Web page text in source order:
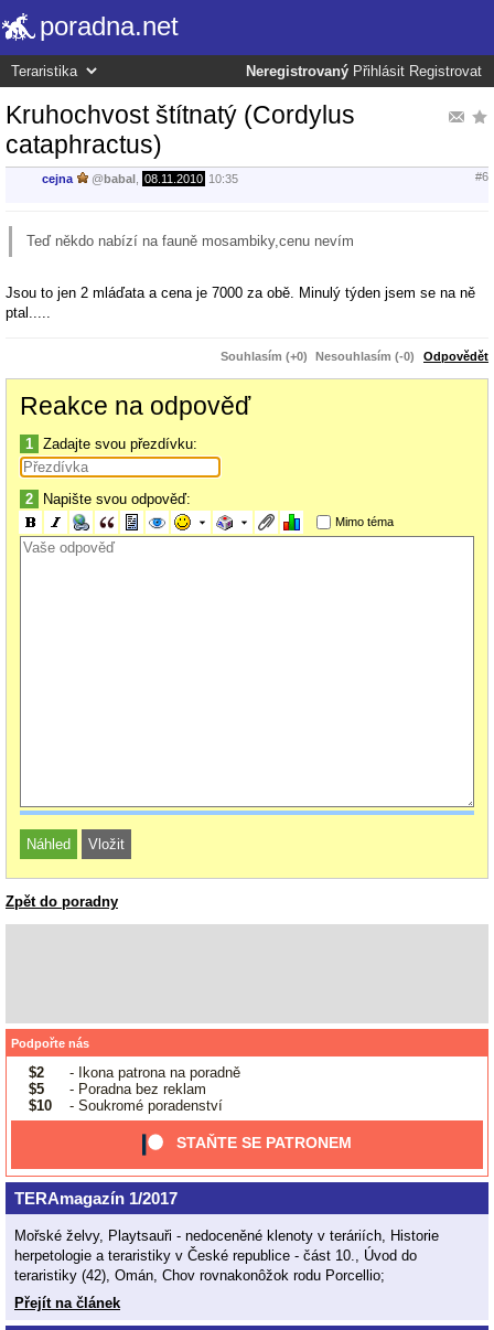
poradna.net
Neregistrovaný Přihlásit Registrovat
Kruhochvost štítnatý (Cordylus
cataphractus)
cejna @babal 08.11.2010 10:35 #6
Teď někdo nabízí na fauně mosambiky,cenu nevím
Jsou to jen 2 mláďata a cena je 7000 za obě. Minulý týden jsem se na ně
ptal.....
Souhlasím (+0) Nesouhlasím (-0) Odpovědět
Reakce na odpověď
1 Zadajte svou přezdívku:
2 Napište svou odpověď:
Mimo téma
Zpět do poradny
Podpořte nás
$2
- Ikona patrona na poradně
$5
- Poradna bez reklam
$10
- Soukromé poradenství
STAŇTE SE PATRONEM
TERAmagazín 1/2017
Mořské želvy, Playtsauři - nedoceněné klenoty v teráriích, Historie
herpetologie a teraristiky v České republice - část 10., Úvod do
teraristiky (42), Omán, Chov rovnakonôžok rodu Porcellio;
Přejít na článek